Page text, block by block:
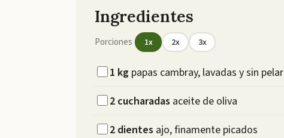
Ingredientes
Porciones 1x 2x 3x
1 kg papas cambray, lavadas y sin pelar
2 cucharadas aceite de oliva
2 dientes ajo, finamente picados